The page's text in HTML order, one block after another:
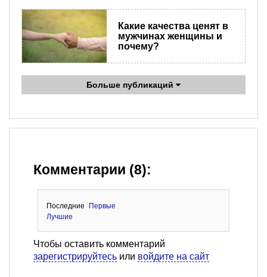
Какие качества ценят в
мужчинах женщины и
почему?
Больше публикаций
Комментарии (8):
Последние
Первые
Лучшие
Чтобы оставить комментарий
зарегистрируйтесь или войдите на сайт